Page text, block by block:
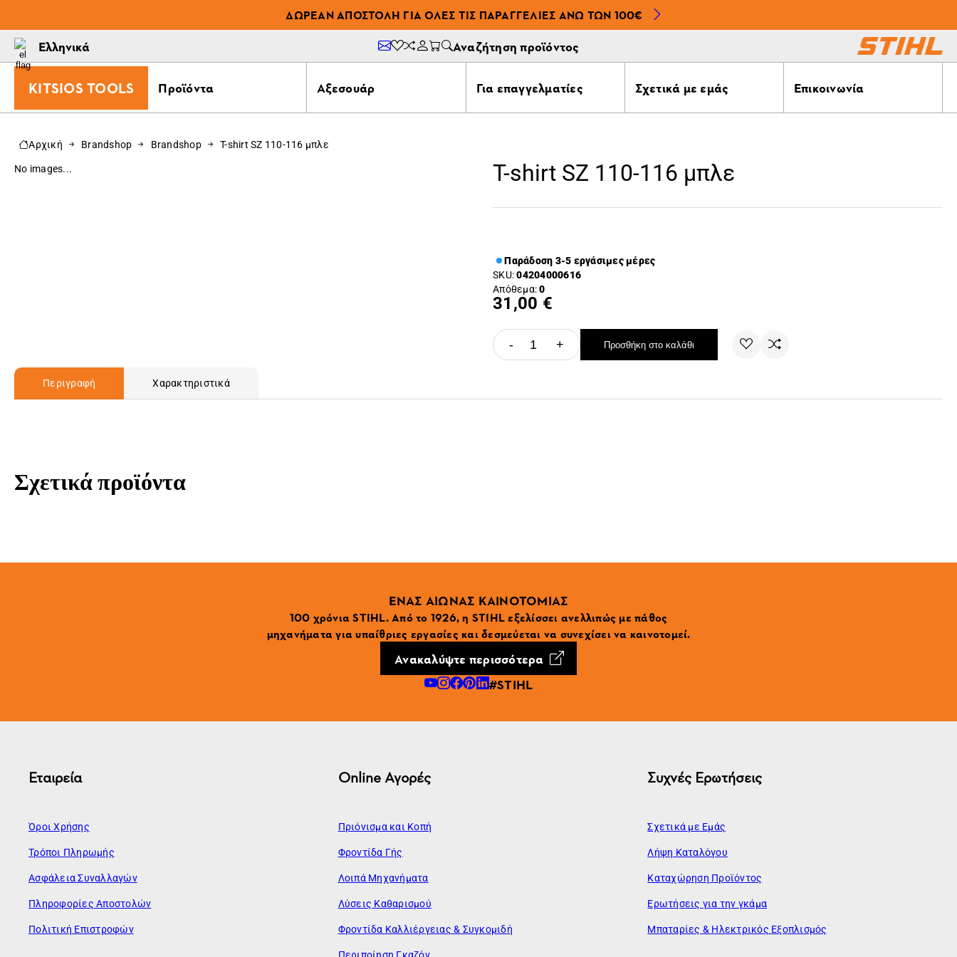
ΔΩΡΕΆΝ ΑΠΟΣΤΟΛΉ ΓΙΑ ΌΛΕΣ ΤΙΣ ΠΑΡΑΓΓΕΛΊΕΣ ΆΝΩ ΤΩΝ 100€
Ελληνικά Αναζήτηση προϊόντος
KITSIOS TOOLS Προϊόντα Αξεσουάρ Για επαγγελματίες Σχετικά με εμάς Επικοινωνία
Αρχική Brandshop Brandshop T-shirt SZ 110-116 μπλε
No images... T-shirt SZ 110-116 μπλε
Παράδοση 3-5 εργάσιμες μέρες
SKU:04204000616
Απόθεμα:0
31,00 €
- + Προσθήκη στο καλάθι
Περιγραφή Χαρακτηριστικά
Σχετικά προϊόντα
ΕΝΑΣ ΑΙΩΝΑΣ ΚΑΙΝΟΤΟΜΙΑΣ
100 χρόνια STIHL. Από το 1926, η STIHL εξελίσσει ανελλιπώς με πάθος
μηχανήματα για υπαίθριες εργασίες και δεσμεύεται να συνεχίσει να καινοτομεί.
Ανακαλύψτε περισσότερα
#STIHL
Εταιρεία
Όροι Χρήσης
Τρόποι Πληρωμής
Ασφάλεια Συναλλαγών
Πληροφορίες Αποστολών
Πολιτική Επιστροφών
Online Αγορές
Πριόνισμα και Κοπή
Φροντίδα Γής
Λοιπά Μηχανήματα
Λύσεις Καθαρισμού
Φροντίδα Καλλιέργειας & Συγκομιδή
Περιποίηση Γκαζόν
Συχνές Ερωτήσεις
Σχετικά με Εμάς
Λήψη Καταλόγου
Καταχώρηση Προϊόντος
Ερωτήσεις για την γκάμα
Μπαταρίες & Ηλεκτρικός Εξοπλισμός